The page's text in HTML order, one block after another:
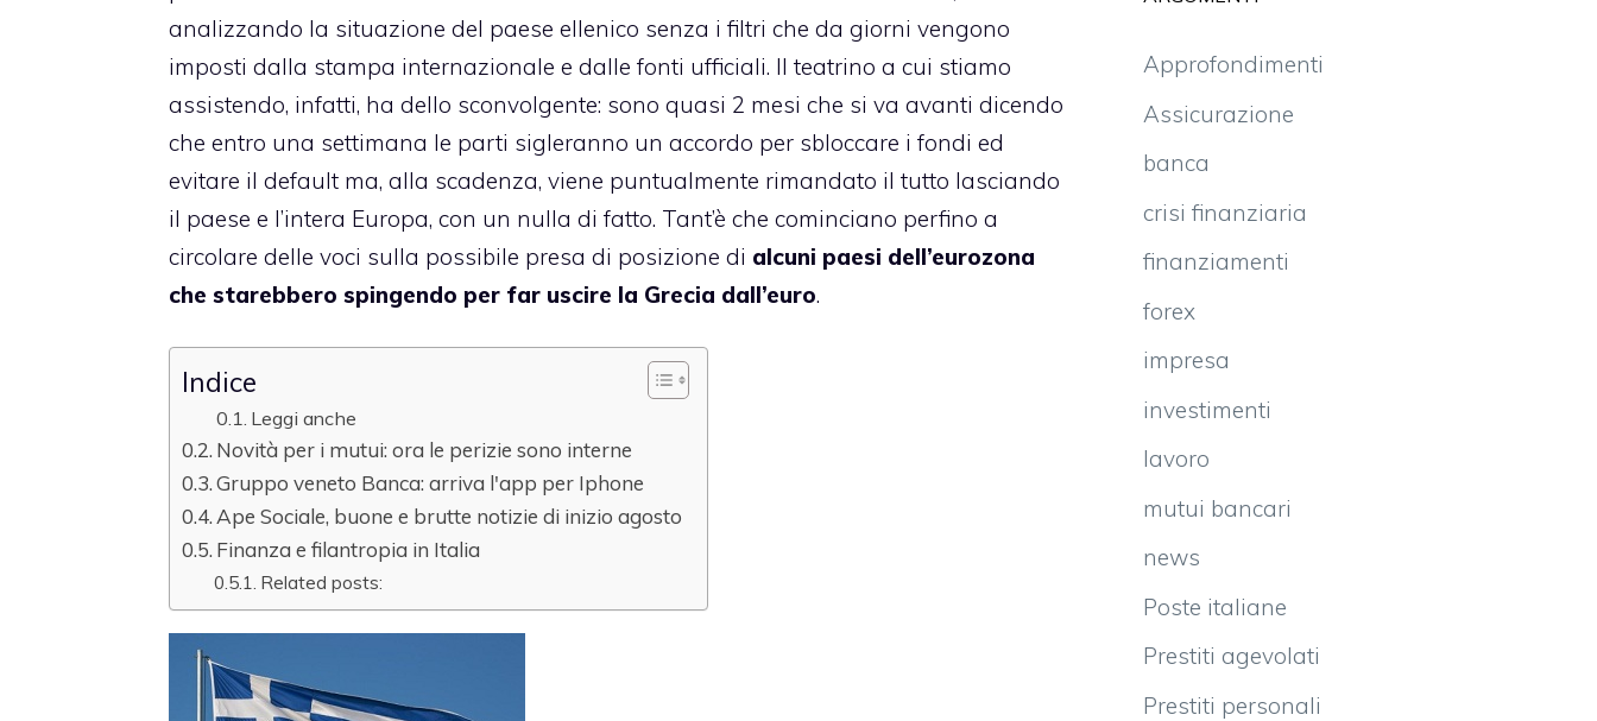
analizzando la situazione del paese ellenico senza i filtri che da giorni vengono
imposti dalla stampa internazionale e dalle fonti ufficiali. Il teatrino a cui stiamo
assistendo, infatti, ha dello sconvolgente: sono quasi 2 mesi che si va avanti dicendo
che entro una settimana le parti sigleranno un accordo per sbloccare i fondi ed
evitare il default ma, alla scadenza, viene puntualmente rimandato il tutto lasciando
il paese e l’intera Europa, con un nulla di fatto. Tant’è che cominciano perfino a
circolare delle voci sulla possibile presa di posizione di alcuni paesi dell’eurozona
che starebbero spingendo per far uscire la Grecia dall’euro.
Indice
Leggi anche
Novità per i mutui: ora le perizie sono interne
Gruppo veneto Banca: arriva l'app per Iphone
Ape Sociale, buone e brutte notizie di inizio agosto
Finanza e filantropia in Italia
Related posts:
Approfondimenti
Assicurazione
banca
crisi finanziaria
finanziamenti
forex
impresa
investimenti
lavoro
mutui bancari
news
Poste italiane
Prestiti agevolati
Prestiti personali